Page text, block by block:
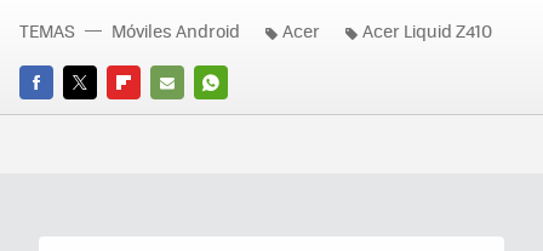
FACEBOOK
TWITTERFLIPBOARD
E-
WHATSAPP
TEMAS Móviles Android Acer Acer Liquid Z410